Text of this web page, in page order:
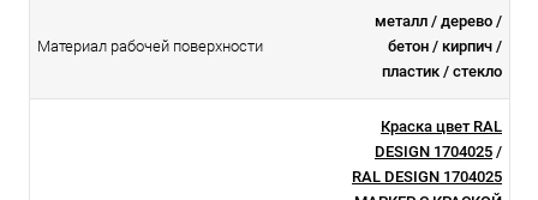
Материал рабочей поверхности
металл / дерево /
бетон / кирпич /
пластик / стекло
Краска цвет RAL
DESIGN 1704025 /
RAL DESIGN 1704025